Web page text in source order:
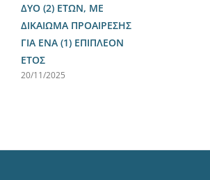
ΔΥΟ (2) ΕΤΩΝ, ΜΕ
ΔΙΚΑΙΩΜΑ ΠΡΟΑΙΡΕΣΗΣ
ΓΙΑ ΕΝΑ (1) ΕΠΙΠΛΕΟΝ
ΕΤΟΣ
20/11/2025